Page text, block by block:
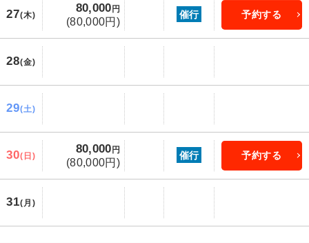
27(木)
80,000 円
(80,000円)
催行 予約する
28(金)
29(土)
30(日)
80,000 円
(80,000円)
催行 予約する
31(月)